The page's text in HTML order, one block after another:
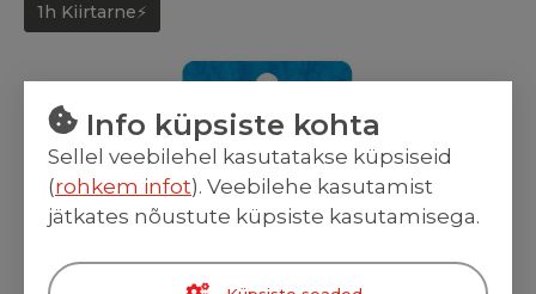
1h Kiirtarne⚡
Info küpsiste kohta
Sellel veebilehel kasutatakse küpsiseid
(rohkem infot). Veebilehe kasutamist
jätkates nõustute küpsiste kasutamisega.